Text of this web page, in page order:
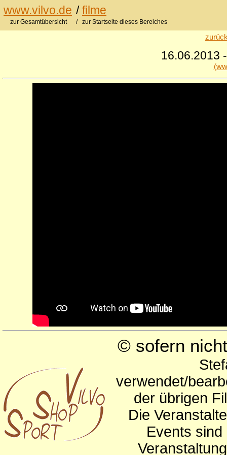
www.vilvo.de /filme
zur Gesamtübersicht / zur Startseite dieses Bereiches
16.06.2013
© sofern
verwendet/
der übrigen
Die
Events